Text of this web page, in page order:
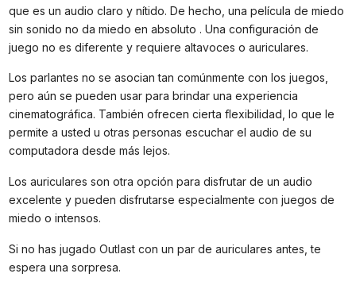
que es un audio claro y nítido. De hecho, una película de miedo
sin sonido no da miedo en absoluto . Una configuración de
juego no es diferente y requiere altavoces o auriculares.
Los parlantes no se asocian tan comúnmente con los juegos,
pero aún se pueden usar para brindar una experiencia
cinematográfica. También ofrecen cierta flexibilidad, lo que le
permite a usted u otras personas escuchar el audio de su
computadora desde más lejos.
Los auriculares son otra opción para disfrutar de un audio
excelente y pueden disfrutarse especialmente con juegos de
miedo o intensos.
Si no has jugado Outlast con un par de auriculares antes, te
espera una sorpresa.